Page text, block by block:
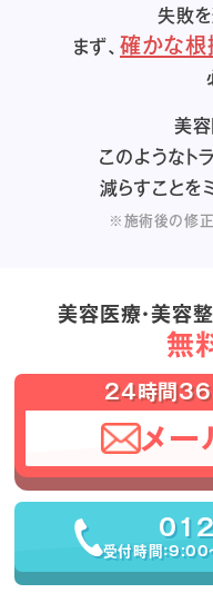
失敗
まず、確かな根
美
このようなト
減らすことを
※施術後の修正
美容医療・美容
無
24時間
メー
受付時間：